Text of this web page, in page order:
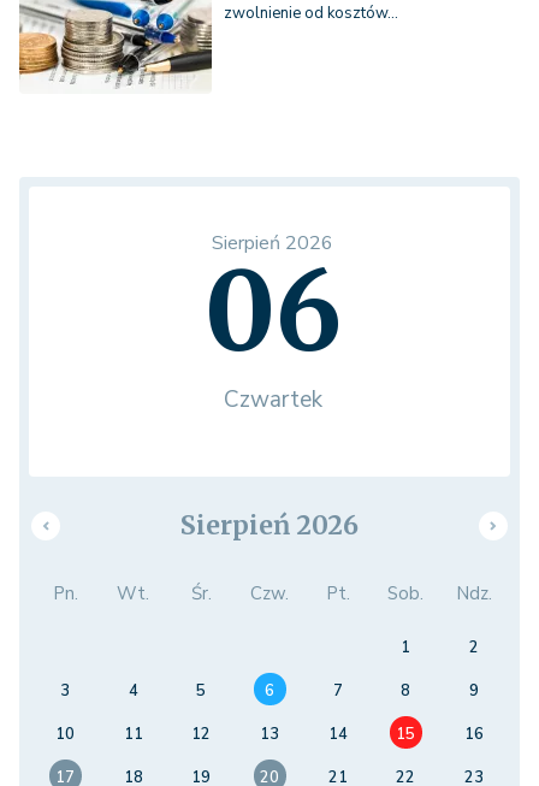
zwolnienie od kosztów…
Sierpień 2026
06
Czwartek
Sierpień 2026
Pn. Wt. Śr. Czw. Pt. Sob. Ndz.
1
2
3
4 5 6 7 8
9
10
11 12 13 14 15
16
17
18 19 20 21 22
23